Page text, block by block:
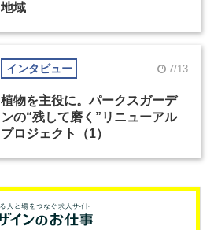
地域
インタビュー 7/13
植物を主役に。パークスガーデ
ンの“残して磨く”リニューアル
プロジェクト（1）